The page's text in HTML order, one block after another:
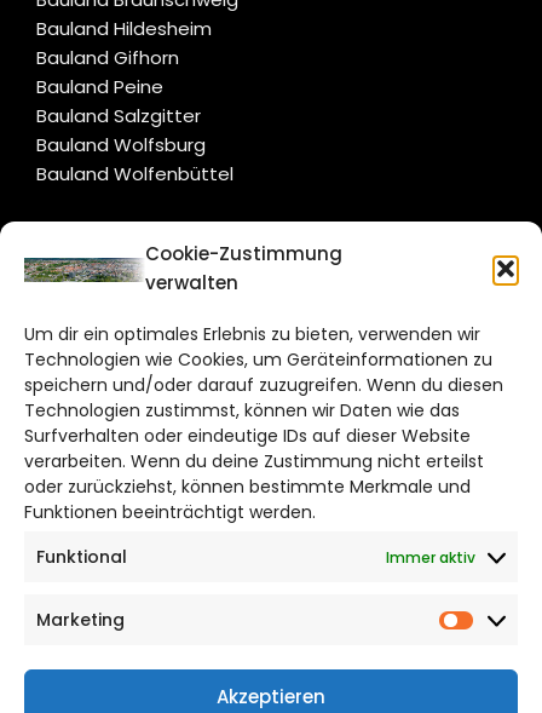
Cookie-Zustimmung
verwalten
Um dir ein optimales Erlebnis zu bieten, verwenden wir
Technologien wie Cookies, um Geräteinformationen zu
speichern und/oder darauf zuzugreifen. Wenn du diesen
Technologien zustimmst, können wir Daten wie das
Surfverhalten oder eindeutige IDs auf dieser Website
verarbeiten. Wenn du deine Zustimmung nicht erteilst
oder zurückziehst, können bestimmte Merkmale und
Funktionen beeinträchtigt werden.
Funktional
Immer aktiv
Marketing
Akzeptieren
Bauland Hildesheim
Bauland Gifhorn
Bauland Peine
Bauland Salzgitter
Bauland Wolfsburg
Bauland Wolfenbüttel
CITYLIFE!
Bruchtorwall 12
38100 Braunschweig
Telefon: 0531 387220 – 65
DAS STADTMAGAZIN FÜR
BRAUNSCHWEIG
Impressum
Cookie Richtlinie
CITYLIFE! BEI FACEBOOK